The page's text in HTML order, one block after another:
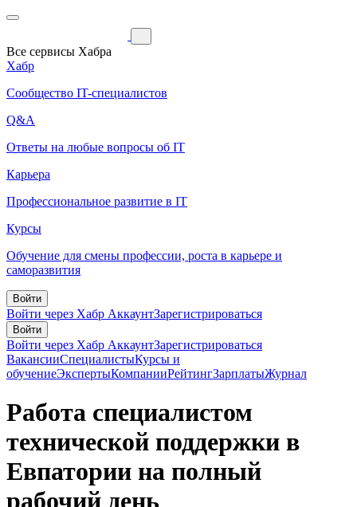
Все сервисы Хабра
Хабр
Сообщество IT-специалистов
Q&A
Ответы на любые вопросы об IT
Карьера
Профессиональное развитие в IT
Курсы
Обучение для смены профессии, роста в карьере и
саморазвития
Войти
Войти через Хабр АккаунтЗарегистрироваться
Войти
Войти через Хабр АккаунтЗарегистрироваться
ВакансииСпециалистыКурсы и
обучениеЭкспертыКомпанииРейтингЗарплатыЖурнал
Работа специалистом
технической поддержки в
Евпатории на полный
рабочий день